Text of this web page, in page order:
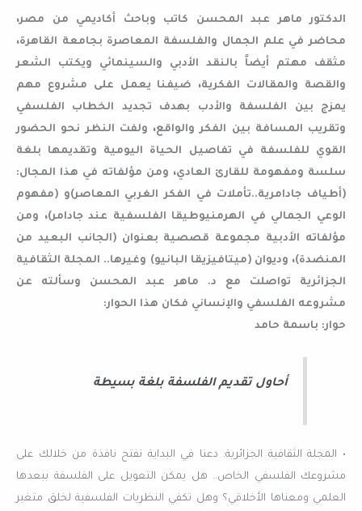
الدكتور ماهر عبد المحسن كاتب وباحث أكاديمي من مصر،
محاضر في علم الجمال والفلسفة المعاصرة بجامعة القاهرة،
مثقف مهتم أيضاً بالنقد الأدبي والسينمائي ويكتب الشعر
والقصة والمقالات الفكرية، ضيفنا يعمل على مشروع مهم
يمزج بين الفلسفة والأدب بهدف تجديد الخطاب الفلسفي
وتقريب المسافة بين الفكر والواقع، ولفت النظر نحو الحضور
القوي للفلسفة في تفاصيل الحياة اليومية وتقديمها بلغة
سلسة ومفهومة للقارئ العادي، ومن مؤلفاته في هذا المجال:
(أطياف جادامرية..تأملات في الفكر الغربي المعاصر)و (مفهوم
الوعي الجمالي في الهرمنيوطيقا الفلسفية عند جادامر)، ومن
مؤلفاته الأدبية مجموعة قصصية بعنوان (الجانب البعيد من
المنضدة)، وديوان (ميتافيزيقا البانيو) وغيرها.. المجلة الثقافية
الجزائرية تواصلت مع د. ماهر عبد المحسن وسألته عن
مشروعه الفلسفي والإنساني فكان هذا الحوار:
حوار: باسمة حامد
أحاول تقديم الفلسفة بلغة بسيطة
• المجلة الثقافية الجزائرية: دعنا في البداية نفتح نافذة من خلالك على
مشروعك الفلسفي الخاص.. هل يمكن التعويل على الفلسفة ببعدها
العلمي ومعناها الأخلاقي؟ وهل تكفي النظريات الفلسفية لخلق متغير